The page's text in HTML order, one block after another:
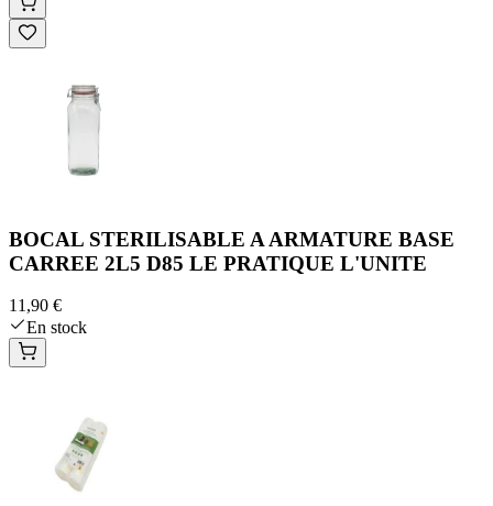
BOCAL STERILISABLE A ARMATURE BASE
CARREE 2L5 D85 LE PRATIQUE L'UNITE
11,90 €
En stock